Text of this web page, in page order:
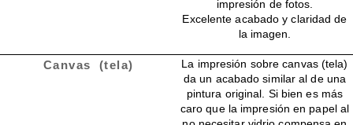
impresión de fotos.
Excelente acabado y claridad de
la imagen.
Canvas (tela)
La impresión sobre canvas (tela)
da un acabado similar al de una
pintura original. Si bien es más
caro que la impresión en papel al